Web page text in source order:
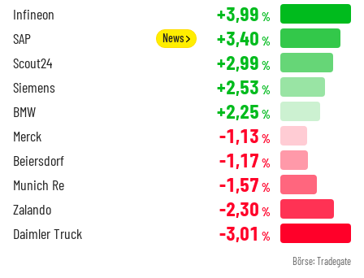
Infineon +3,99 %
SAP News +3,40 %
Scout24 +2,99 %
Siemens +2,53 %
BMW +2,25 %
Merck -1,13 %
Beiersdorf -1,17 %
Munich Re -1,57 %
Zalando -2,30 %
Daimler Truck -3,01 %
Börse: Tradegate